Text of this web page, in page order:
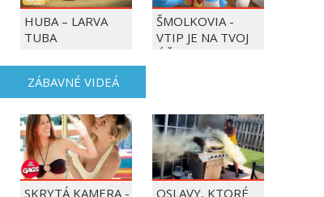
HUBA – LARVA
TUBA
ŠMOLKOVIA -
VTIP JE NA TVOJ
ÚČET
ZÁBAVNÉ VIDEÁ
SKRYTÁ KAMERA - OSLAVY, KTORÉ